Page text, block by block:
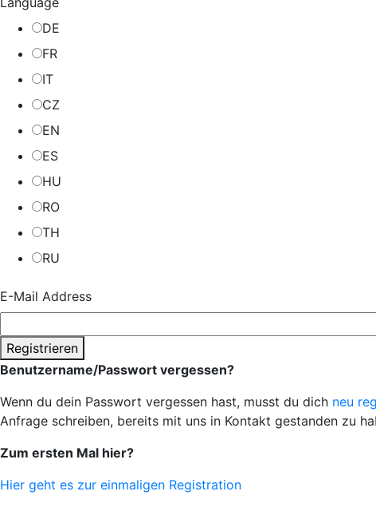
DE
FR
IT
CZ
EN
ES
HU
RO
TH
RU
E-Mail Address
Registrieren
Benutzername/Passwort vergessen?
Wenn du dein Passwort vergessen hast, musst du dich neu
Anfrage schreiben, bereits mit uns in Kontakt gestanden zu
Zum ersten Mal hier?
Hier geht es zur einmaligen Registration